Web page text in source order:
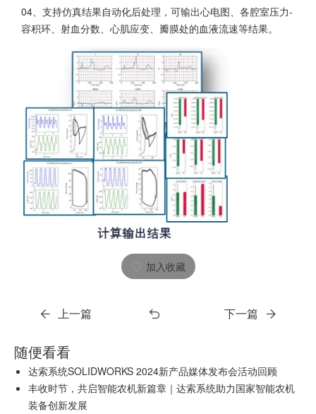
04、支持仿真结果自动化后处理，可输出心电图、各腔室压力-
容积环、射血分数、心肌应变、瓣膜处的血液流速等结果。
加入收藏
上一篇 下一篇
随便看看
达索系统SOLIDWORKS 2024新产品媒体发布会活动回顾
丰收时节，共启智能农机新篇章｜达索系统助力国家智能农机
装备创新发展